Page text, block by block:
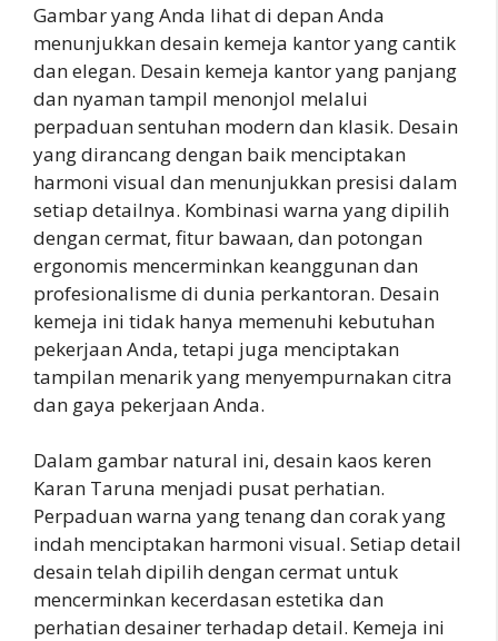
Gambar yang Anda lihat di depan Anda
menunjukkan desain kemeja kantor yang cantik
dan elegan. Desain kemeja kantor yang panjang
dan nyaman tampil menonjol melalui
perpaduan sentuhan modern dan klasik. Desain
yang dirancang dengan baik menciptakan
harmoni visual dan menunjukkan presisi dalam
setiap detailnya. Kombinasi warna yang dipilih
dengan cermat, fitur bawaan, dan potongan
ergonomis mencerminkan keanggunan dan
profesionalisme di dunia perkantoran. Desain
kemeja ini tidak hanya memenuhi kebutuhan
pekerjaan Anda, tetapi juga menciptakan
tampilan menarik yang menyempurnakan citra
dan gaya pekerjaan Anda.
Dalam gambar natural ini, desain kaos keren
Karan Taruna menjadi pusat perhatian.
Perpaduan warna yang tenang dan corak yang
indah menciptakan harmoni visual. Setiap detail
desain telah dipilih dengan cermat untuk
mencerminkan kecerdasan estetika dan
perhatian desainer terhadap detail. Kemeja ini